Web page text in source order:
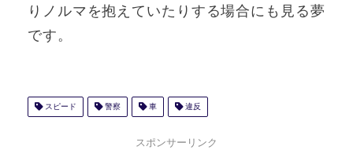
りノルマを抱えていたりする場合にも見る夢
です。
スピード 警察 車 違反
スポンサーリンク